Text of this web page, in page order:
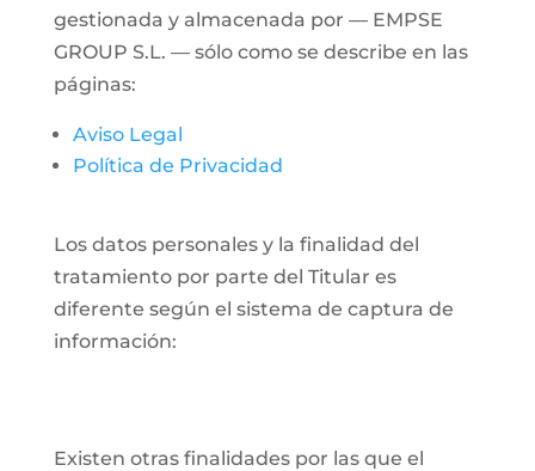
gestionada y almacenada por — EMPSE
GROUP S.L. — sólo como se describe en las
páginas:
Aviso Legal
Política de Privacidad
Los datos personales y la finalidad del
tratamiento por parte del Titular es
diferente según el sistema de captura de
información:
Existen otras finalidades por las que el